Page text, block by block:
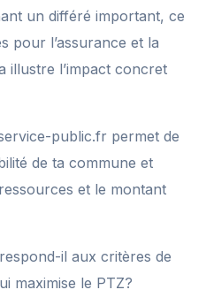
un différé important, ce
pour l’assurance et la
illustre l’impact concret
public.fr permet de
de ta commune et
et le montant
il aux critères de
maximise le PTZ?